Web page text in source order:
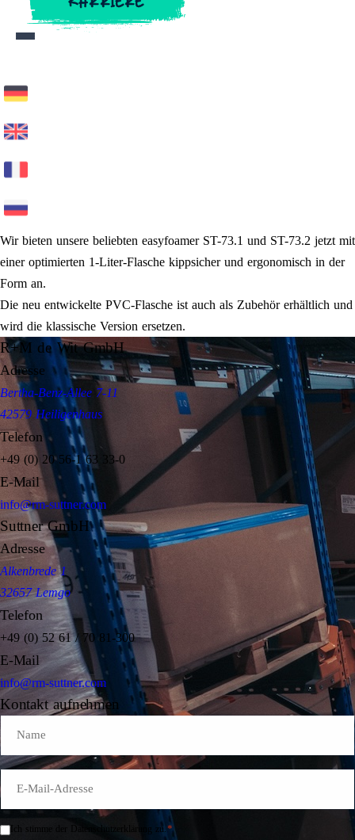
Wir bieten unsere beliebten easyfoamer ST-73.1 und ST-73.2 jetzt mit
einer optimierten 1-Liter-Flasche kippsicher und ergonomisch in der
Form an.
Die neu entwickelte PVC-Flasche ist auch als Zubehör erhältlich und
wird die klassische Version ersetzen.
R+M de Wit GmbH
Adresse
Bertha-Benz-Allee 7-11
42579 Heiligenhaus
Telefon
+49 (0) 20 56-1 63 33-0
E-Mail
info@rm-suttner.com
Suttner GmbH
Adresse
Alkenbrede 1
32657 Lemgo
Telefon
+49 (0) 52 61 / 70 81-300
E-Mail
info@rm-suttner.com
Kontakt aufnehmen
Mail
Einwilligung
Ich stimme der Datenschutzerklärung zu.*